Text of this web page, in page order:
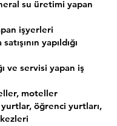
su üretimi yapan
işyerleri
yapıldığı
ve servisi yapan iş
moteller
öğrenci yurtları,